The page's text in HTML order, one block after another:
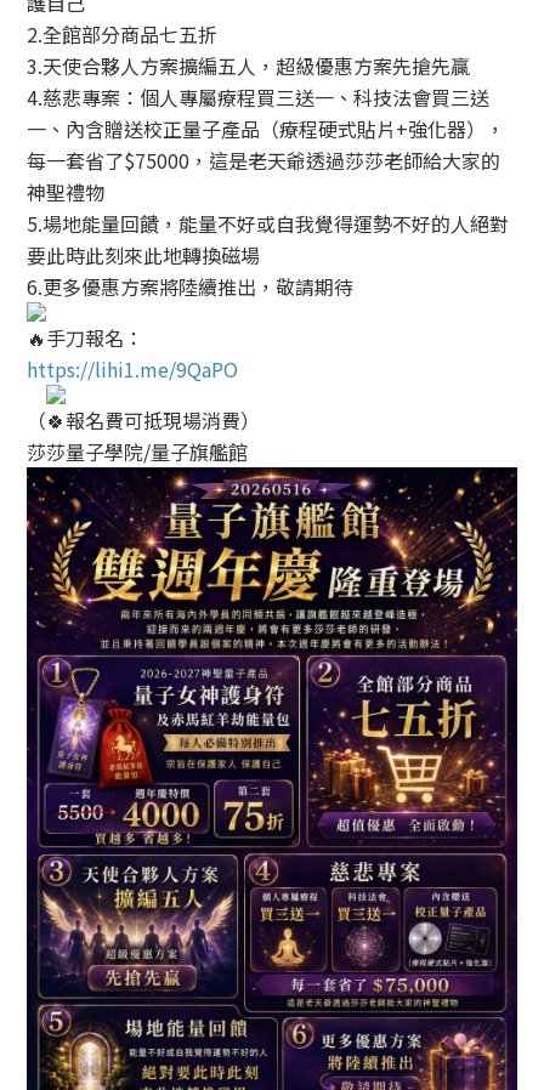
2.全館部分商品七五折
3.天使合夥人方案擴編五人，超級優惠方案先搶先贏
4.慈悲專案：個人專屬療程買三送一、科技法會買三送
一、內含贈送校正量子產品（療程硬式貼片+強化器），
每一套省了$75000，這是老天爺透過莎莎老師給大家的
神聖禮物
5.場地能量回饋，能量不好或自我覺得運勢不好的人絕對
要此時此刻來此地轉換磁場
6.更多優惠方案將陸續推出，敬請期待
手刀報名：
https://lihi1.me/9QaPO
（
報名費可抵現場消費）
莎莎量子學院/量子旗艦館